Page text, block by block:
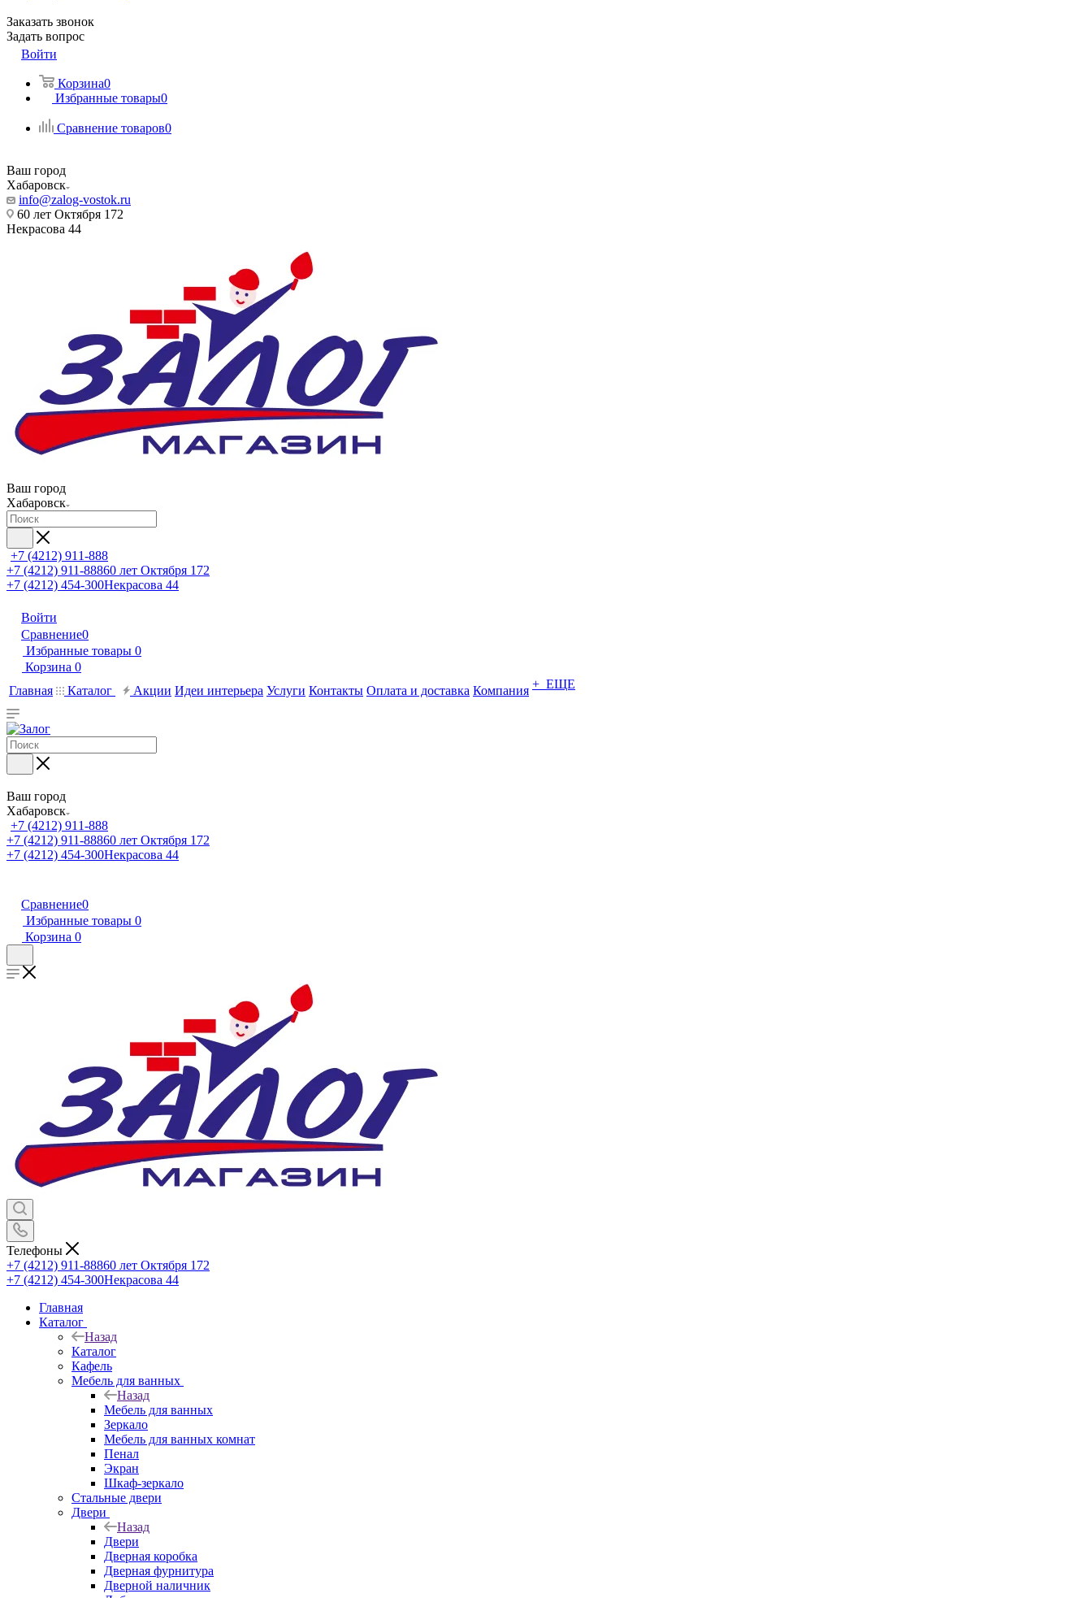
Заказать звонок
Задать вопрос
Войти
Корзина0
Избранные товары0
Сравнение товаров0
Ваш город
Хабаровск
info@zalog-vostok.ru
60 лет Октября 172
Некрасова 44
Ваш город
Хабаровск
+7 (4212) 911-888
+7 (4212) 911-88860 лет Октября 172
+7 (4212) 454-300Некрасова 44
Войти
Сравнение0
Избранные товары 0
Корзина 0
Главная
Каталог Акции Идеи интерьера Услуги Контакты Оплата и доставка Компания + ЕЩЕ
Ваш город
Хабаровск
+7 (4212) 911-888
+7 (4212) 911-88860 лет Октября 172
+7 (4212) 454-300Некрасова 44
Сравнение0
Избранные товары 0
Корзина 0
Телефоны
+7 (4212) 911-88860 лет Октября 172
+7 (4212) 454-300Некрасова 44
Главная
Каталог
Назад
Каталог
Кафель
Мебель для ванных
Назад
Мебель для ванных
Зеркало
Мебель для ванных комнат
Пенал
Экран
Шкаф-зеркало
Стальные двери
Двери
Назад
Двери
Дверная коробка
Дверная фурнитура
Дверной наличник